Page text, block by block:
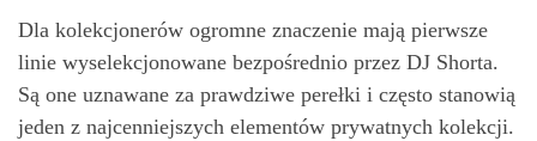
Dla kolekcjonerów ogromne znaczenie mają pierwsze
linie wyselekcjonowane bezpośrednio przez DJ Shorta.
Są one uznawane za prawdziwe perełki i często stanowią
jeden z najcenniejszych elementów prywatnych kolekcji.